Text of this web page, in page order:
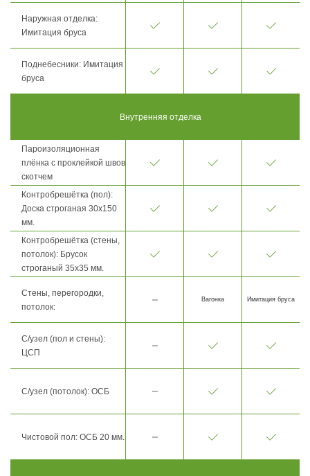
Наружная отделка:
Имитация бруса
Поднебесники: Имитация
бруса
Внутренняя отделка
Пароизоляционная
плёнка с проклейкой швов
скотчем
Контробрешётка (пол):
Доска строганая 30х150
мм.
Контробрешётка (стены,
потолок): Брусок
строганый 35х35 мм.
Стены, перегородки,
потолок:
Вагонка Имитация бруса
С/узел (пол и стены):
ЦСП
С/узел (потолок): ОСБ
Чистовой пол: ОСБ 20 мм.